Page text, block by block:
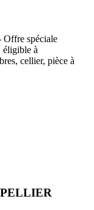
Offre spéciale
éligible à
cellier, pièce à